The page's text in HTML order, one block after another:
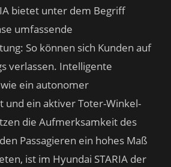
bietet unter dem Begriff
umfassende
So können sich Kunden auf
verlassen. Intelligente
ein autonomer
und ein aktiver Toter-Winkel-
die Aufmerksamkeit des
Passagieren ein hohes Maß
ist im Hyundai STARIA der